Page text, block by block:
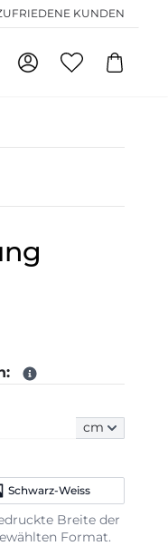
KUNDEN
cm
Schwarz-Weiss
Breite der
Format.